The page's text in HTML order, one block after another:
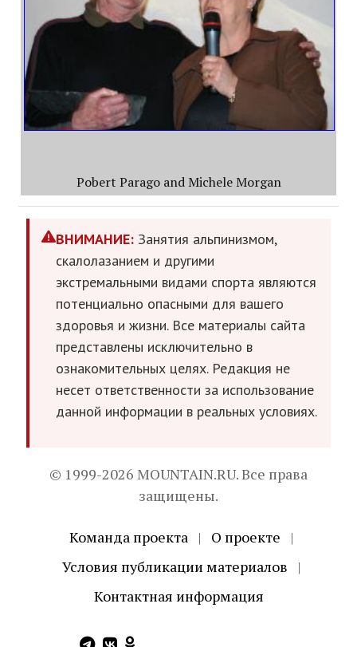
Pobert Parago and Michele Morgan
ВНИМАНИЕ: Занятия альпинизмом,
скалолазанием и другими
экстремальными видами спорта являются
потенциально опасными для вашего
здоровья и жизни. Все материалы сайта
представлены исключительно в
ознакомительных целях. Редакция не
несет ответственности за использование
данной информации в реальных условиях.
© 1999-2026 MOUNTAIN.RU. Все права
защищены.
Команда проекта | О проекте
|
Условия публикации материалов
|
Контактная информация